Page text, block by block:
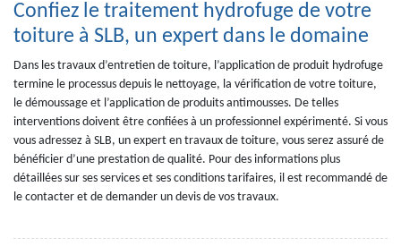
Confiez le traitement hydrofuge de votre
toiture à SLB, un expert dans le domaine
Dans les travaux d’entretien de toiture, l’application de produit hydrofuge
termine le processus depuis le nettoyage, la vérification de votre toiture,
le démoussage et l’application de produits antimousses. De telles
interventions doivent être confiées à un professionnel expérimenté. Si vous
vous adressez à SLB, un expert en travaux de toiture, vous serez assuré de
bénéficier d’une prestation de qualité. Pour des informations plus
détaillées sur ses services et ses conditions tarifaires, il est recommandé de
le contacter et de demander un devis de vos travaux.